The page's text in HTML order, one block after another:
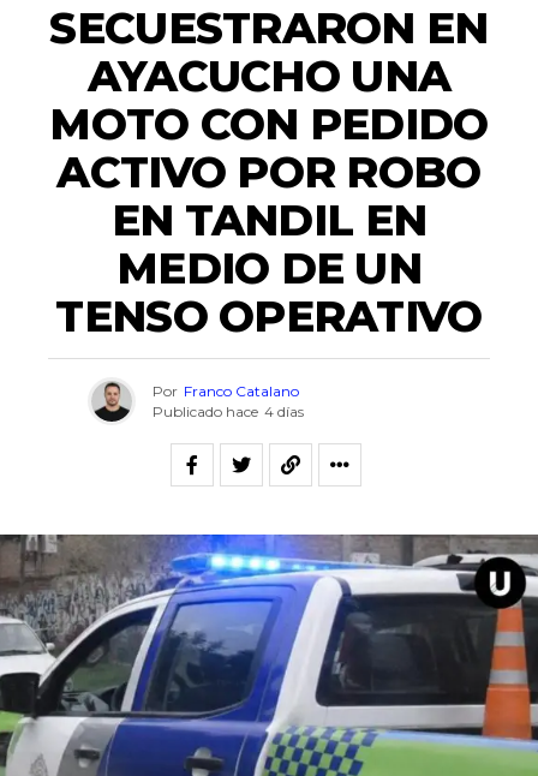
SECUESTRARON EN
AYACUCHO UNA
MOTO CON PEDIDO
ACTIVO POR ROBO
EN TANDIL EN
MEDIO DE UN
TENSO OPERATIVO
Por Franco Catalano
Publicado hace 4 días